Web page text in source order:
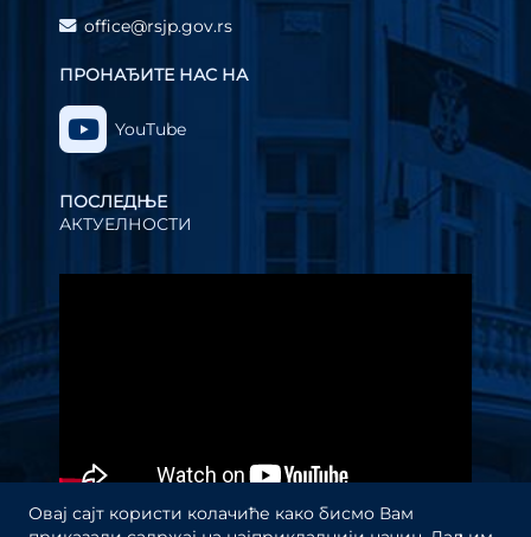
office@rsjp.gov.rs
ПРОНАЂИТЕ НАС НА
YouTube
ПОСЛЕДЊЕ
АКТУЕЛНОСТИ
видео
Овај сајт користи колачиће како бисмо Вам